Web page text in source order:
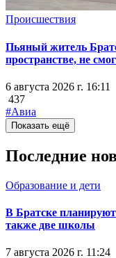
Происшествия
Пьяный житель
пространстве, не
6 августа 2026 г. 16:11
437
#Авиа
Показать ещё
Последние
Образование и дети
В Братске планируют
также две школы
7 августа 2026 г. 11:24